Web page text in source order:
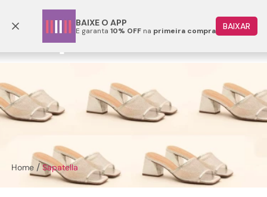
BAIXE O APP
E garanta 10% OFF na primeira compra BAIXAR
Frete grátis p/ todo o Brasil a partir de R$ 499,90
Sapatella
Sapatella
2º
rasteira
3º
tenis
sandalia
6º
tamanco
bolsa